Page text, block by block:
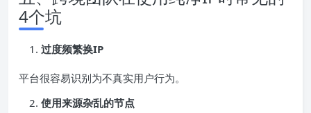
4个坑
过度频繁换IP
平台很容易识别为不真实用户行为。
使用来源杂乱的节点